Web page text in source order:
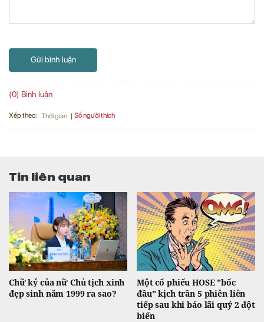
Gửi bình luận
(0) Bình luận
Xếp theo: Thời gian Số người thích
Tin liên quan
Chữ ký của nữ Chủ tịch xinh
đẹp sinh năm 1999 ra sao?
Một cổ phiếu HOSE "bốc
đầu" kịch trần 5 phiên liên
tiếp sau khi báo lãi quý 2 đột
biến